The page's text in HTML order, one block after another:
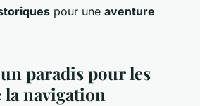
pour une aventure
paradis pour les
navigation